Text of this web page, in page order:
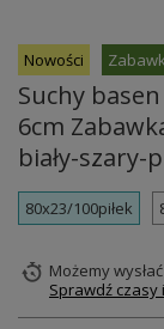
Nowości
Suchy basen
6cm
biały-
80x23/100piłek
Możemy
Sprawdź czasy